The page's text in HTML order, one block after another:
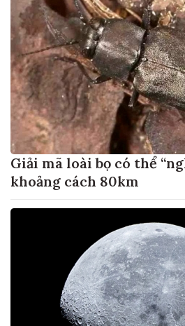
Giải mã loài bọ có thể
khoảng cách 80km